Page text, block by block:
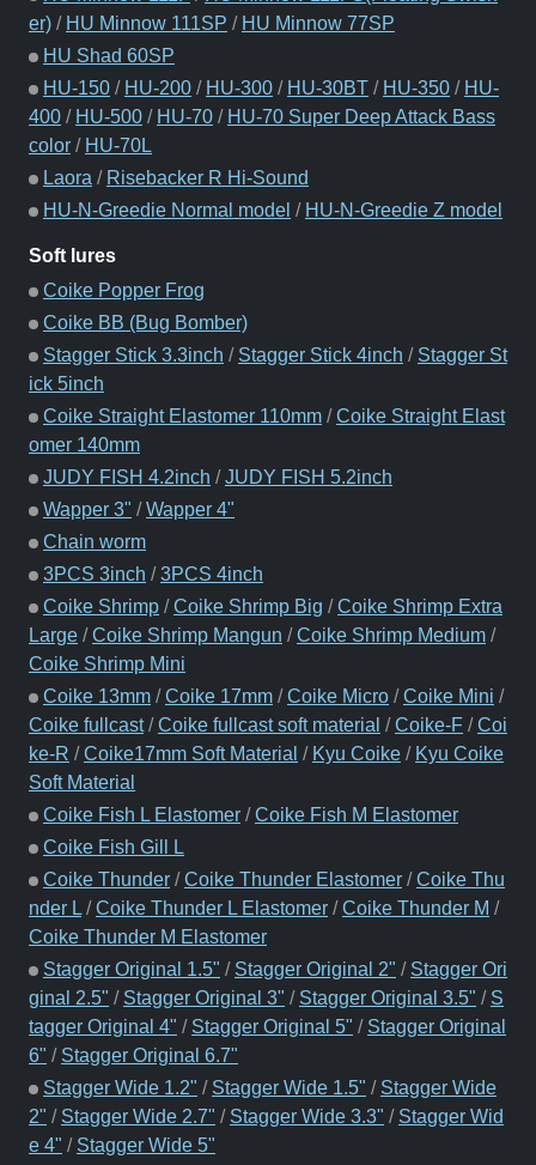
er) / HU Minnow 111SP / HU Minnow 77SP
HU Shad 60SP
HU-150 / HU-200 / HU-300 / HU-30BT / HU-350 / HU-
400 / HU-500 / HU-70 / HU-70 Super Deep Attack Bass
color / HU-70L
Laora / Risebacker R Hi-Sound
HU-N-Greedie Normal model / HU-N-Greedie Z model
Soft lures
Coike Popper Frog
Coike BB (Bug Bomber)
Stagger Stick 3.3inch / Stagger Stick 4inch / Stagger St
ick 5inch
Coike Straight Elastomer 110mm /Coike Straight Elast
omer 140mm
JUDY FISH 4.2inch /JUDY FISH 5.2inch
Wapper 3" /Wapper 4"
Chain worm
3PCS 3inch /3PCS 4inch
Coike Shrimp /Coike Shrimp Big /Coike Shrimp Extra
Large /Coike Shrimp Mangun /Coike Shrimp Medium /
Coike Shrimp Mini
Coike 13mm /Coike 17mm /Coike Micro /Coike Mini /
Coike fullcast/Coike fullcast soft material /Coike-F /Coi
ke-R /Coike17mm Soft Material / Kyu Coike / Kyu Coike
Soft Material
Coike Fish L Elastomer /Coike Fish M Elastomer
Coike Fish Gill L
Coike Thunder /Coike Thunder Elastomer /Coike Thu
nder L /Coike Thunder L Elastomer /Coike Thunder M /
Coike Thunder M Elastomer
Stagger Original 1.5" / Stagger Original 2" / Stagger Ori
ginal 2.5" / Stagger Original 3" / Stagger Original 3.5" / S
tagger Original 4" / Stagger Original 5" / Stagger Original
6" / Stagger Original 6.7"
Stagger Wide 1.2" / Stagger Wide 1.5" / Stagger Wide
2" / Stagger Wide 2.7" / Stagger Wide 3.3" / Stagger Wid
e 4" / Stagger Wide 5"